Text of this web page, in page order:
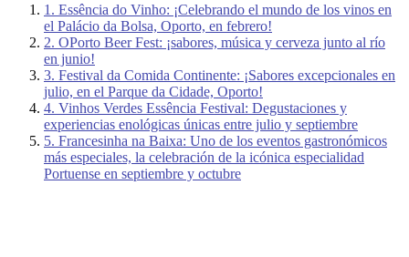
1. Essência do Vinho: ¡Celebrando el mundo de los vinos en
el Palácio da Bolsa, Oporto, en febrero!
2. OPorto Beer Fest: ¡sabores, música y cerveza junto al río
en junio!
3. Festival da Comida Continente: ¡Sabores excepcionales en
julio, en el Parque da Cidade, Oporto!
4. Vinhos Verdes Essência Festival: Degustaciones y
experiencias enológicas únicas entre julio y septiembre
5. Francesinha na Baixa: Uno de los eventos gastronómicos
más especiales, la celebración de la icónica especialidad
Portuense en septiembre y octubre